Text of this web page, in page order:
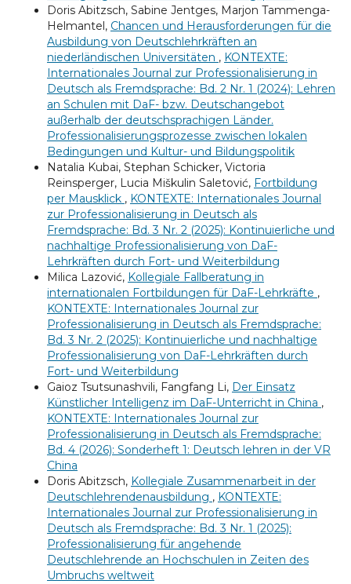
Doris Abitzsch, Sabine Jentges, Marjon Tammenga-
Helmantel, Chancen und Herausforderungen für die
Ausbildung von Deutschlehrkräften an
niederländischen Universitäten , KONTEXTE:
Internationales Journal zur Professionalisierung in
Deutsch als Fremdsprache: Bd. 2 Nr. 1 (2024): Lehren
an Schulen mit DaF- bzw. Deutschangebot
außerhalb der deutschsprachigen Länder.
Professionalisierungsprozesse zwischen lokalen
Bedingungen und Kultur- und Bildungspolitik
Natalia Kubai, Stephan Schicker, Victoria
Reinsperger, Lucia Miškulin Saletović, Fortbildung
per Mausklick , KONTEXTE: Internationales Journal
zur Professionalisierung in Deutsch als
Fremdsprache: Bd. 3 Nr. 2 (2025): Kontinuierliche und
nachhaltige Professionalisierung von DaF-
Lehrkräften durch Fort- und Weiterbildung
Milica Lazović, Kollegiale Fallberatung in
internationalen Fortbildungen für DaF-Lehrkräfte ,
KONTEXTE: Internationales Journal zur
Professionalisierung in Deutsch als Fremdsprache:
Bd. 3 Nr. 2 (2025): Kontinuierliche und nachhaltige
Professionalisierung von DaF-Lehrkräften durch
Fort- und Weiterbildung
Gaioz Tsutsunashvili, Fangfang Li, Der Einsatz
Künstlicher Intelligenz im DaF-Unterricht in China ,
KONTEXTE: Internationales Journal zur
Professionalisierung in Deutsch als Fremdsprache:
Bd. 4 (2026): Sonderheft 1: Deutsch lehren in der VR
China
Doris Abitzsch, Kollegiale Zusammenarbeit in der
Deutschlehrendenausbildung , KONTEXTE:
Internationales Journal zur Professionalisierung in
Deutsch als Fremdsprache: Bd. 3 Nr. 1 (2025):
Professionalisierung für angehende
Deutschlehrende an Hochschulen in Zeiten des
Umbruchs weltweit